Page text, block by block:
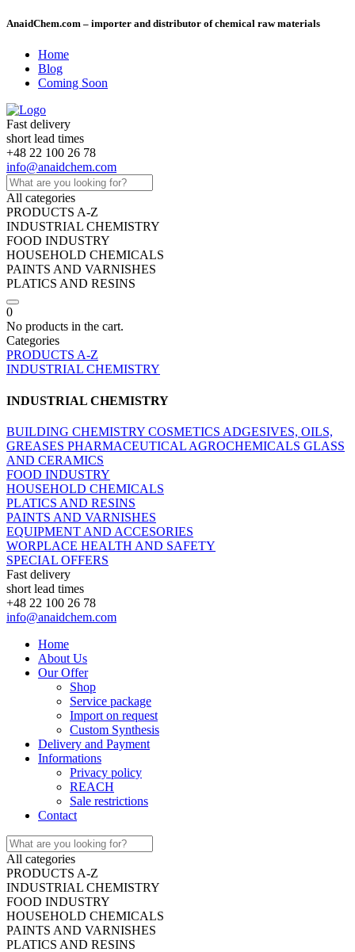
AnaidChem.com – importer and distributor of chemical raw materials
Home
Blog
Coming Soon
Fast delivery
short lead times
+48 22 100 26 78
info@anaidchem.com
All categories
PRODUCTS A-Z
INDUSTRIAL CHEMISTRY
FOOD INDUSTRY
HOUSEHOLD CHEMICALS
PAINTS AND VARNISHES
PLATICS AND RESINS
0
No products in the cart.
Categories
PRODUCTS A-Z
INDUSTRIAL CHEMISTRY
INDUSTRIAL CHEMISTRY
BUILDING CHEMISTRY COSMETICS ADGESIVES, OILS,
GREASES PHARMACEUTICAL AGROCHEMICALS GLASS
AND CERAMICS
FOOD INDUSTRY
HOUSEHOLD CHEMICALS
PLATICS AND RESINS
PAINTS AND VARNISHES
EQUIPMENT AND ACCESORIES
WORPLACE HEALTH AND SAFETY
SPECIAL OFFERS
Fast delivery
short lead times
+48 22 100 26 78
info@anaidchem.com
Home
About Us
Our Offer
Shop
Service package
Import on request
Custom Synthesis
Delivery and Payment
Informations
Privacy policy
REACH
Sale restrictions
Contact
All categories
PRODUCTS A-Z
INDUSTRIAL CHEMISTRY
FOOD INDUSTRY
HOUSEHOLD CHEMICALS
PAINTS AND VARNISHES
PLATICS AND RESINS